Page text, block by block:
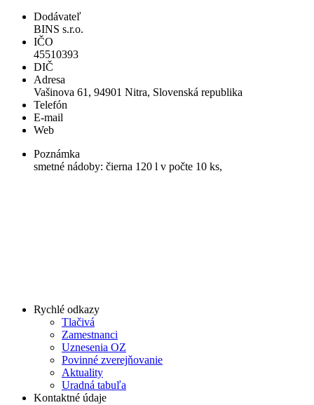
Dodávateľ
BINS s.r.o.
IČO
45510393
DIČ
Adresa
Vašinova 61, 94901 Nitra, Slovenská republika
Telefón
E-mail
Web
Poznámka
smetné nádoby: čierna 120 l v počte 10 ks,
Rychlé odkazy
Tlačivá
Zamestnanci
Uznesenia OZ
Povinné zverejňovanie
Aktuality
Uradná tabuľa
Kontaktné údaje